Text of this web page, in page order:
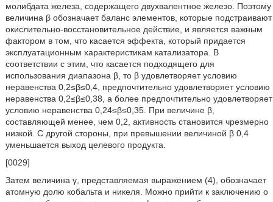
молибдата железа, содержащего двухвалентное железо. Поэтому
величина β обозначает баланс элементов, которые подстраивают
окислительно-восстановительное действие, и является важным
фактором в том, что касается эффекта, который придается
эксплуатационным характеристикам катализатора. В
соответствии с этим, что касается подходящего для
использования диапазона β, то β удовлетворяет условию
неравенства 0,2≤β≤0,4, предпочтительно удовлетворяет условию
неравенства 0,2≤β≤0,38, а более предпочтительно удовлетворяет
условию неравенства 0,24≤β≤0,35. При величине β,
составляющей менее, чем 0,2, активность становится чрезмерно
низкой. С другой стороны, при превышении величиной β 0,4
уменьшается выход целевого продукта.
[0029]
Затем величина γ, представляемая выражением (4), обозначает
атомную долю кобальта и никеля. Можно прийти к заключению о